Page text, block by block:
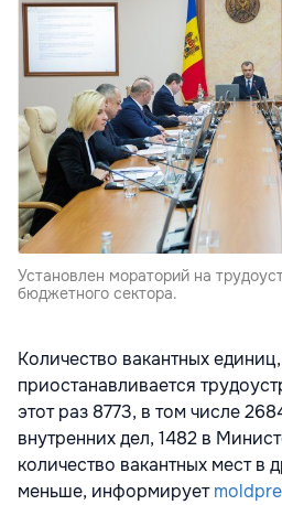
Установлен мораторий на
бюджетного сектора.
Количество вакантных
приостанавливается
этот раз 8773, в том числе
внутренних дел, 1482 в
количество вакантных мест в
меньше, информирует